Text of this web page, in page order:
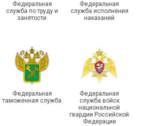
и сила
организаций ГУФСИН
России по Пермскому
краю приняли участие в
туристическом слете
Федеральная
служба по труду и
занятости
Федеральная
служба исполнения
наказаний
Федеральная
таможенная служба
Федеральная
служба войск
национальной
гвардии Российской
Федерации